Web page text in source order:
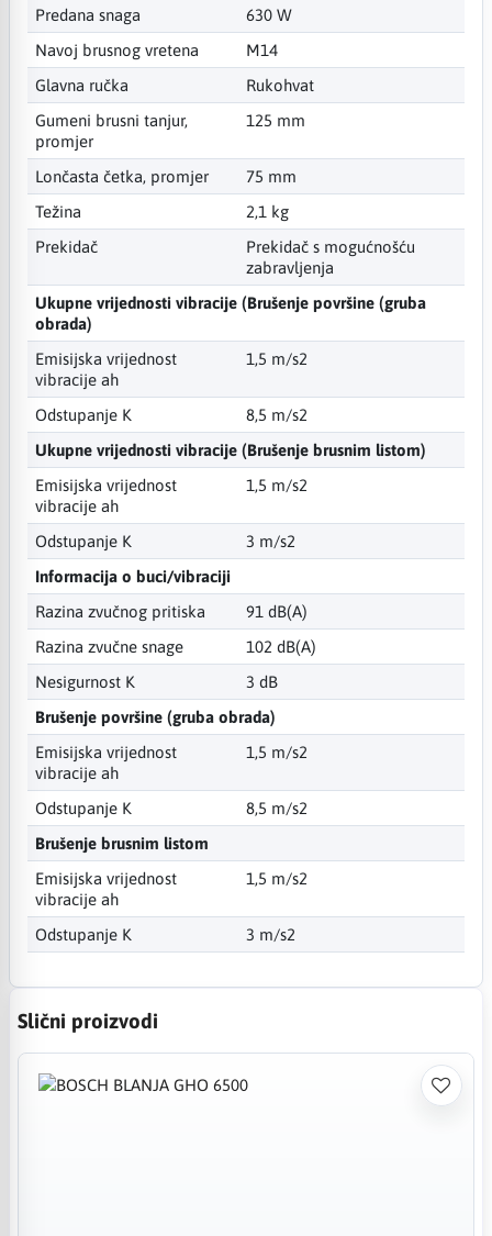
Predana snaga
630 W
Navoj brusnog vretena
M14
Glavna ručka
Rukohvat
Gumeni brusni tanjur,
promjer
125 mm
Lončasta četka, promjer
75 mm
Težina
2,1 kg
Prekidač
Prekidač s mogućnošću
zabravljenja
Ukupne vrijednosti vibracije (Brušenje površine (gruba
obrada)
Emisijska vrijednost
vibracije ah
1,5 m/s2
Odstupanje K
8,5 m/s2
Ukupne vrijednosti vibracije (Brušenje brusnim listom)
Emisijska vrijednost
vibracije ah
1,5 m/s2
Odstupanje K
3 m/s2
Informacija o buci/vibraciji
Razina zvučnog pritiska
91 dB(A)
Razina zvučne snage
102 dB(A)
Nesigurnost K
3 dB
Brušenje površine (gruba obrada)
Emisijska vrijednost
vibracije ah
1,5 m/s2
Odstupanje K
8,5 m/s2
Brušenje brusnim listom
Emisijska vrijednost
vibracije ah
1,5 m/s2
Odstupanje K 3 m/s2
Slični proizvodi